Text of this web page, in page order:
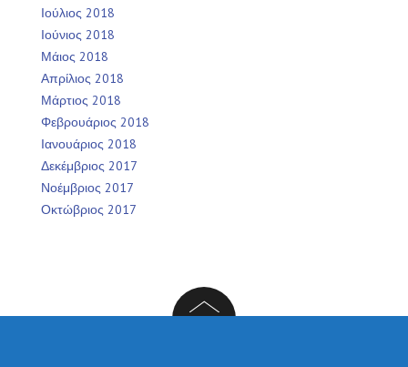
Ιούλιος 2018
Ιούνιος 2018
Μάιος 2018
Απρίλιος 2018
Μάρτιος 2018
Φεβρουάριος 2018
Ιανουάριος 2018
Δεκέμβριος 2017
Νοέμβριος 2017
Οκτώβριος 2017